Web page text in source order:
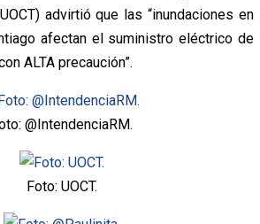
advirtió que las “inundaciones en
afectan el suministro eléctrico de
ALTA precaución”.
@IntendenciaRM.
Foto: UOCT.